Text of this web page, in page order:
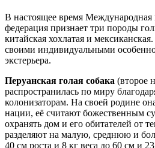
В настоящее время Международная
федерация признает три породы
китайская хохлатая и
своими индивидуальными
экстерьера.
Перуанская голая собака (второе
распространилась по миру
колонизаторам. На своей родине
нации, её считают божественным
охранять дом и его обитателей от
разделяют на малую, среднюю и
40 см роста и 8 кг веса до 60 см и